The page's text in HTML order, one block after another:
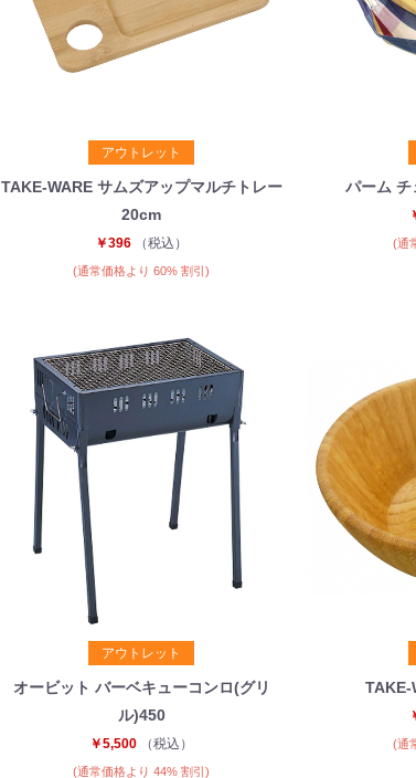
アウトレット
TAKE-WARE サムズアップマルチトレー
20cm
￥396 （税込）
(通常価格より 60% 割引)
パーム チ
(通
アウトレット
オービット バーベキューコンロ(グリ
ル)450
￥5,500 （税込）
(通常価格より 44% 割引)
TAKE-
(通